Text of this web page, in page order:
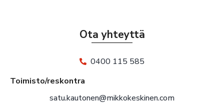
Ota yhteyttä
0400 115 585
Toimisto/reskontra
satu.kautonen@mikkokeskinen.com